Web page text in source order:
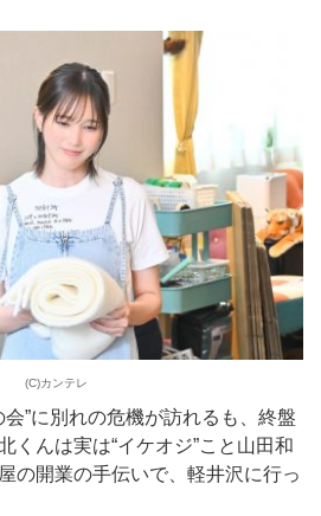
(C)カンテレ
”に別れの危機が訪れるも、終盤
くんは実は“イケオジ”こと山田和
の開業の手伝いで、軽井沢に行っ